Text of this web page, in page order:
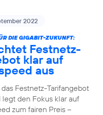
2022
DIE GIGABIT-ZUKUNFT:
Festnetz-
klar auf
aus
Festnetz-Tarifangebot
legt den Fokus klar auf
zum fairen Preis –